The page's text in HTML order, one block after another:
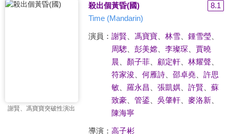
謝賢、馮寶寶突破性演出
殺出個黃昏(國)
8.1
Time (Mandarin)
演員： 謝賢 馮寶寶、 林雪、 鍾雪瑩、
周驄
彭美嫦、 李璨琛
賈曉
晨
顏子菲、 顧定軒、 林耀聲、
符家浚
何雁詩、 邵卓堯
許思
敏、 羅永昌 張凱娸、 許賢
蘇
致豪
管鋈 吳肇軒、 麥洛新、
陳海寧
導演： 高子彬